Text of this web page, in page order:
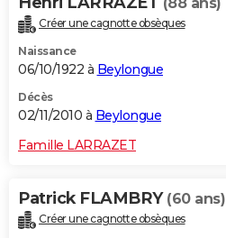
Créer une cagnotte obsèques
Naissance
06/10/1922 à Beylongue
Décès
02/11/2010 à Beylongue
Famille LARRAZET
Patrick FLAMBRY (60 ans)
Créer une cagnotte obsèques